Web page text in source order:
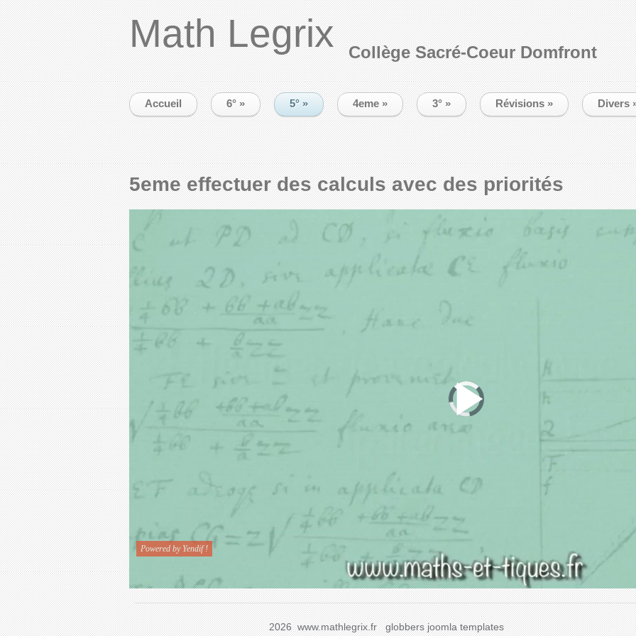
Math Legrix Collège Sacré-Coeur Domfront
Accueil 6° » 5° » 4eme » 3° » Révisions » Divers
5eme effectuer des calculs avec des priorités
2026 www.mathlegrix.frglobbers joomla templates